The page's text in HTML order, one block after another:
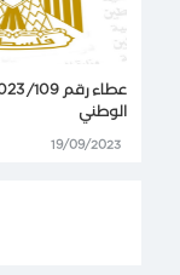
الوطني
19/09/2023